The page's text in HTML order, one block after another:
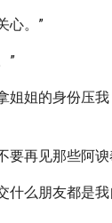
心。”
”
姐姐的身份压
要再见那些阿
什么朋友都是